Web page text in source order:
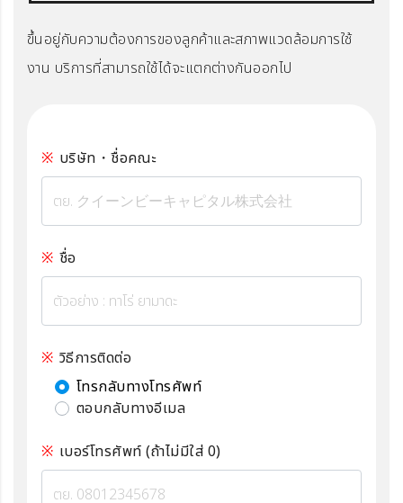
ขึ้นอยู่กับความต้องการของลูกค้าและสภาพแวดล้อมการใช้
งาน บริการที่สามารถใช้ได้จะแตกต่างกันออกไป
บริษัท・ชื่อคณะ
ชื่อ
วิธีการติดต่อ
โทรกลับทางโทรศัพท์
ตอบกลับทางอีเมล
เบอร์โทรศัพท์ (ถ้าไม่มีใส่ 0)